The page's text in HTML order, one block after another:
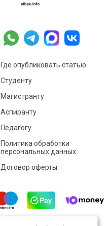
Где опубликовать статью
Студенту
Магистранту
Аспиранту
Педагогу
Политика обработки
персональных данных
Договор оферты